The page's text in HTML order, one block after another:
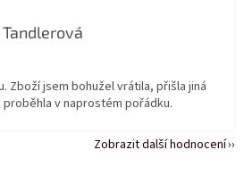
je 5 z 5 hvězdiček.
Zboží jsem bohužel vrátila, přišla jiná
proběhla v naprostém pořádku.
Zobrazit další hodnocení